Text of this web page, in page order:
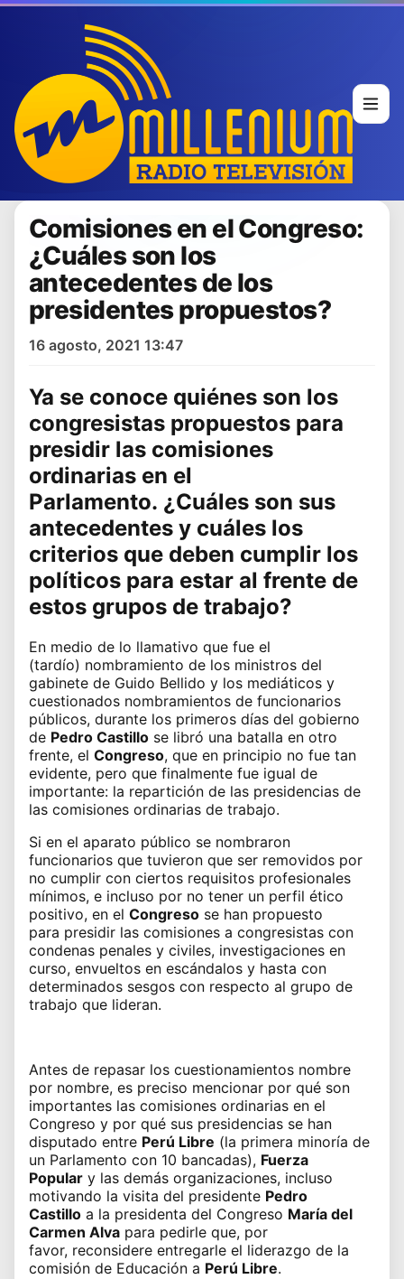
Comisiones en el Congreso:
¿Cuáles son los
antecedentes de los
presidentes propuestos?
16 agosto, 2021 13:47
Ya se conoce quiénes son los
congresistas propuestos para
presidir las comisiones
ordinarias en el
Parlamento. ¿Cuáles son sus
antecedentes y cuáles los
criterios que deben cumplir los
políticos para estar al frente de
estos grupos de trabajo?
En medio de lo llamativo que fue el
(tardío) nombramiento de los ministros del
gabinete de Guido Bellido y los mediáticos y
cuestionados nombramientos de funcionarios
públicos, durante los primeros días del gobierno
de Pedro Castillo se libró una batalla en otro
frente, el Congreso, que en principio no fue tan
evidente, pero que finalmente fue igual de
importante: la repartición de las presidencias de
las comisiones ordinarias de trabajo.
Si en el aparato público se nombraron
funcionarios que tuvieron que ser removidos por
no cumplir con ciertos requisitos profesionales
mínimos, e incluso por no tener un perfil ético
positivo, en el Congreso se han propuesto
para presidir las comisiones a congresistas con
condenas penales y civiles, investigaciones en
curso, envueltos en escándalos y hasta con
determinados sesgos con respecto al grupo de
trabajo que lideran.
Antes de repasar los cuestionamientos nombre
por nombre, es preciso mencionar por qué son
importantes las comisiones ordinarias en el
Congreso y por qué sus presidencias se han
disputado entre Perú Libre (la primera minoría de
un Parlamento con 10 bancadas), Fuerza
Popular y las demás organizaciones, incluso
motivando la visita del presidente Pedro
Castillo a la presidenta del Congreso María del
Carmen Alva para pedirle que, por
favor, reconsidere entregarle el liderazgo de la
comisión de Educación a Perú Libre.